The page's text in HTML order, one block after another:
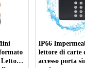
IP66
lettore di carte
accesso porta